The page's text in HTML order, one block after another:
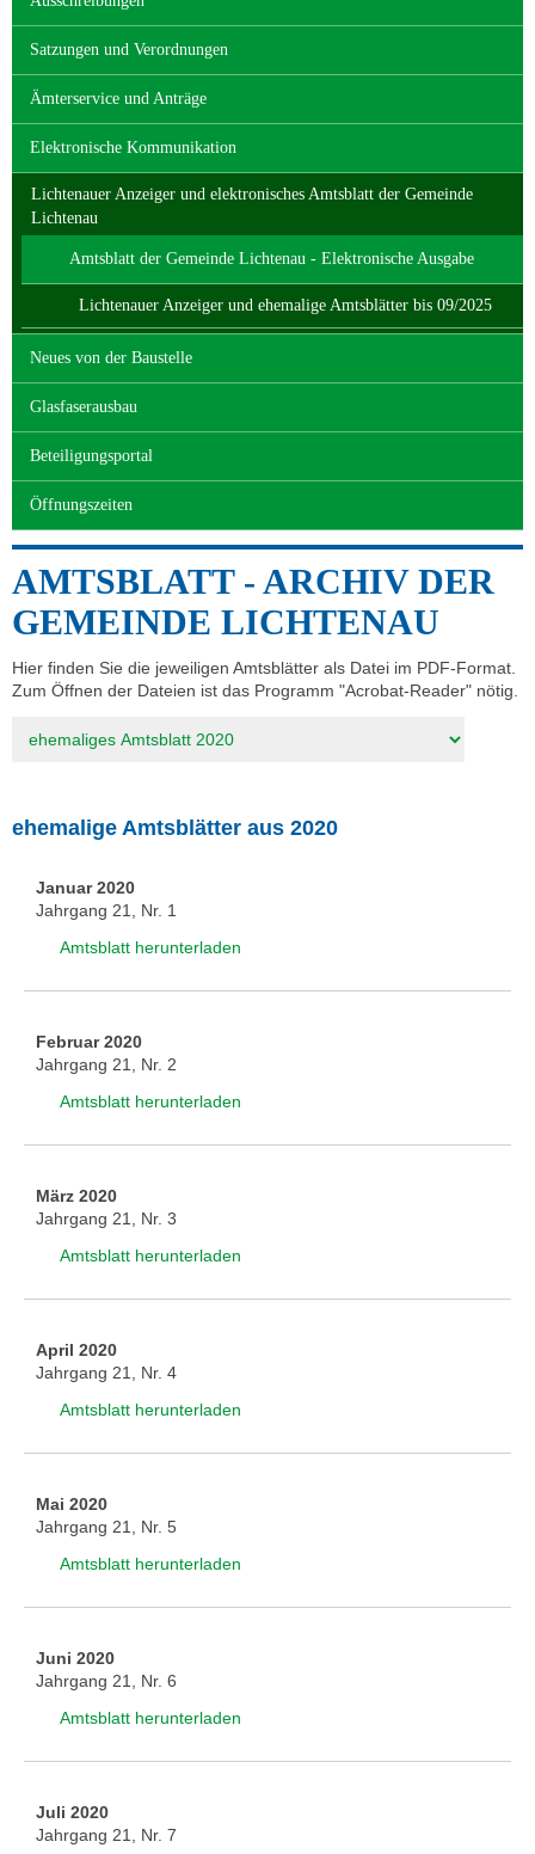
Satzungen und Verordnungen
Ämterservice und Anträge
Elektronische Kommunikation
Lichtenauer Anzeiger und elektronisches Amtsblatt der Gemeinde
Lichtenau
Amtsblatt der Gemeinde Lichtenau - Elektronische Ausgabe
Lichtenauer Anzeiger und ehemalige Amtsblätter bis 09/2025
Neues von der Baustelle
Glasfaserausbau
Beteiligungsportal
Öffnungszeiten
AMTSBLATT - ARCHIV DER
GEMEINDE LICHTENAU
Hier finden Sie die jeweiligen Amtsblätter als Datei im PDF-Format.
Zum Öffnen der Dateien ist das Programm "Acrobat-Reader" nötig.
ehemalige Amtsblätter aus 2020
Januar 2020
Jahrgang 21, Nr. 1
Amtsblatt herunterladen
Februar 2020
Jahrgang 21, Nr. 2
Amtsblatt herunterladen
März 2020
Jahrgang 21, Nr. 3
Amtsblatt herunterladen
April 2020
Jahrgang 21, Nr. 4
Amtsblatt herunterladen
Mai 2020
Jahrgang 21, Nr. 5
Amtsblatt herunterladen
Juni 2020
Jahrgang 21, Nr. 6
Amtsblatt herunterladen
Juli 2020
Jahrgang 21, Nr. 7